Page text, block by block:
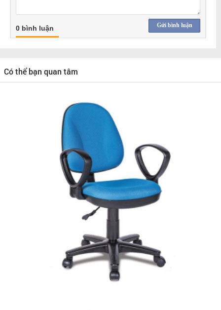
Gửi bình luận
0 bình luận
Có thể bạn quan tâm